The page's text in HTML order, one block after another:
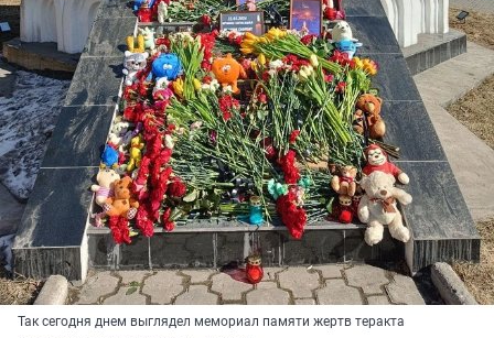
Так сегодня днем выглядел мемориал памяти жертв теракта